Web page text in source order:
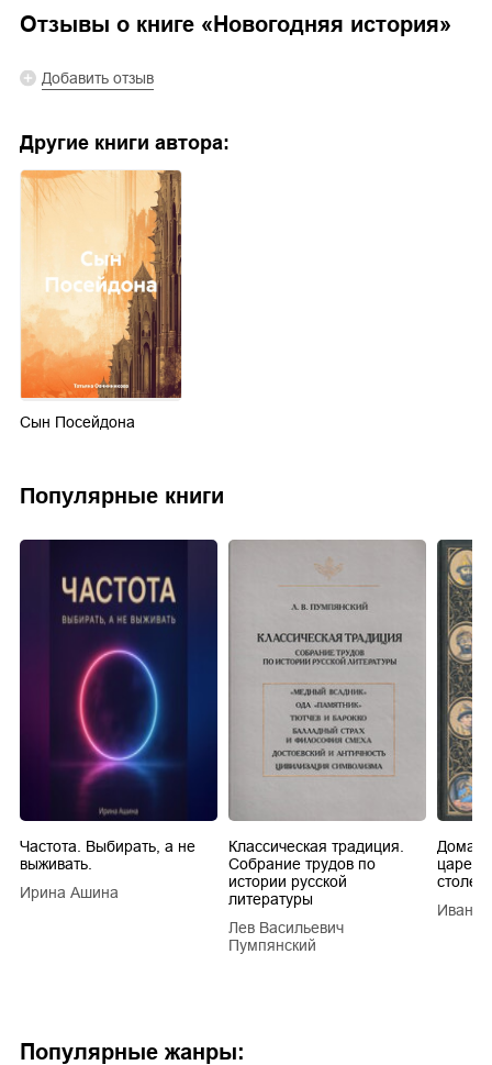
Популярные жанры:
Отзывы о книге « Новогодняя история»
Добавить отзыв
Другие книги автора:
Сын Посейдона
Популярные книги
Частота. Выбирать, а не
выживать.
Ирина Ашина
Классическая традиция.
Собрание трудов по
истории русской
литературы
Лев Васильевич
Пумпянский
царей
Иван